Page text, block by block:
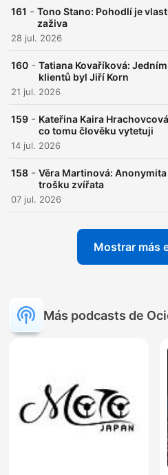
161 - Tono Stano: Pohodlí je
zaživa
28 jul. 2026
160 - Tatiana Kovaříková:
klientů byl Jiří Korn
21 jul. 2026
159 - Kateřina Kaira
co tomu člověku vytetuji
14 jul. 2026
158 - Věra Martinová:
trošku zvířata
07 jul. 2026
Mostrar más
Más podcasts de